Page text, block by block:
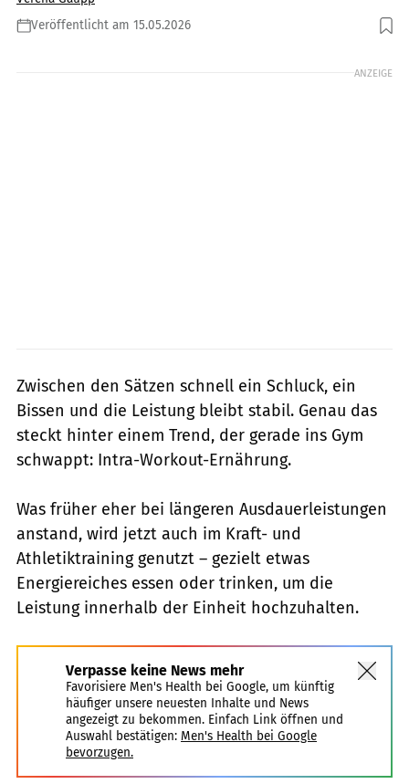
Veröffentlicht am 15.05.2026
Foto: gettyimages/Hirurg
ANZEIGE
Zwischen den Sätzen schnell ein Schluck, ein
Bissen und die Leistung bleibt stabil. Genau das
steckt hinter einem Trend, der gerade ins Gym
schwappt: Intra-Workout-Ernährung.
Was früher eher bei längeren Ausdauerleistungen
anstand, wird jetzt auch im Kraft- und
Athletiktraining genutzt – gezielt etwas
Energiereiches essen oder trinken, um die
Leistung innerhalb der Einheit hochzuhalten.
Verpasse keine News mehr
Favorisiere Men's Health bei Google, um künftig
häufiger unsere neuesten Inhalte und News
angezeigt zu bekommen. Einfach Link öffnen und
Auswahl bestätigen: Men's Health bei Google
bevorzugen.